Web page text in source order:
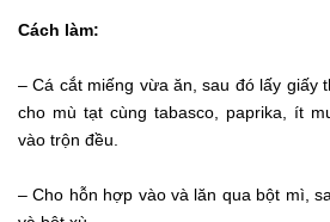
Cách làm:
– Cá cắt miếng vừa ăn, sau đó lấy giấy
cho mù tạt cùng tabasco, paprika, ít
vào trộn đều.
– Cho hỗn hợp vào và lăn qua bột mì,